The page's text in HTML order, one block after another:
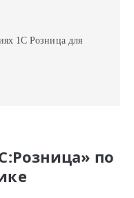
1С Розница для
по